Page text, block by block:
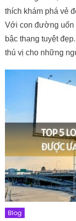
thích khám phá vẻ
Với con đường uốn
bậc thang tuyệt
thú vị cho những
Blog